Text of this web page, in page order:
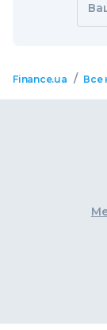
Finance.ua / Все